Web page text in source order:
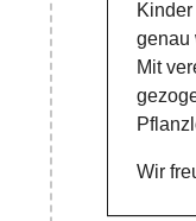
genau
Mit
Wir